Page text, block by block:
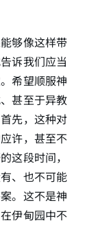
够像这样带
诉我们应当
希望顺服神
甚至于异教
先，这种对
许，甚至不
这段时间，
、也不可能
。这不是神
伊甸园中不